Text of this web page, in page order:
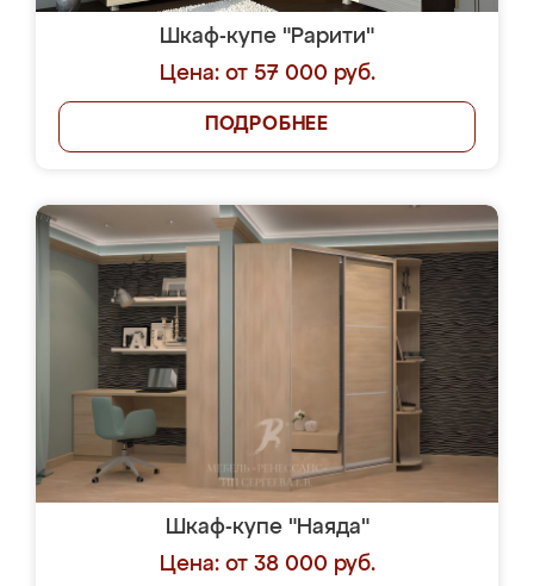
Шкаф-купе "Рарити"
Цена: от 57 000 руб.
ПОДРОБНЕЕ
Шкаф-купе "Наяда"
Цена: от 38 000 руб.